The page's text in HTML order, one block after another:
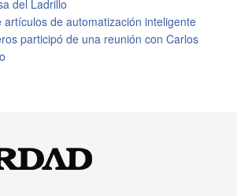
del Ladrillo
de automatización inteligente
participó de una reunión con Carlos